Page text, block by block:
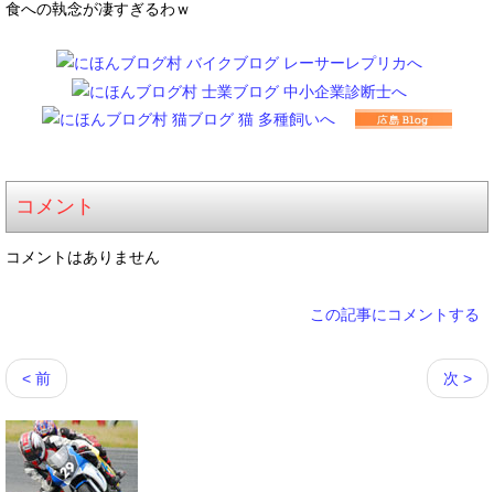
食への執念が凄すぎるわｗ
コメント
コメントはありません
この記事にコメントする
< 前 次 >